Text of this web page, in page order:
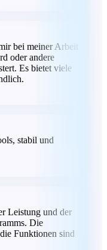
bei meiner Arbeit
oder andere
Es bietet viele
stabil und
Leistung und der
Die
Funktionen sind